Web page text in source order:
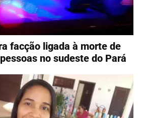
facção ligada à morte de
no sudeste do Pará